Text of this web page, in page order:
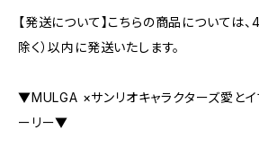
【発送について】こちらの商品については
除く）以内に発送いたします。
▼MULGA ×サンリオキャラクターズ愛とイ
ーリー▼